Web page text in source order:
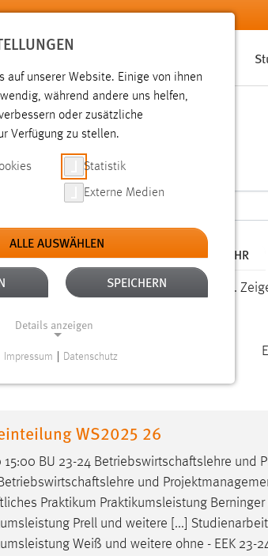
DATEIEN ALTER: 6 MONATE BIS 1 JAHR
Es wurden 118 Ergebnisse gefunden.
WS2025 26
BU 23-24 Betriebswirtschaftslehre und
und
Praktikum Praktikumsleistung
Prell und weitere [...]
Weiß und weitere ohne - EEK 23-
auf unserer Website. Einige von ihnen
während andere uns helfen,
oder zusätzliche
Verfügung zu stellen.
Statistik
Externe Medien
ALLE AUSWÄHLEN
SPEICHERN
Details anzeigen
cookie_consent
Dieser Cookie speichert die
ausgewählten Einverständnis-Optionen
Impressum Datenschutz